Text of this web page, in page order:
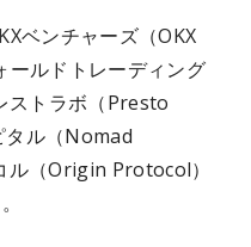
ベンチャーズ（OKX
ルドトレーディング
ストラボ（Presto
タル（Nomad
（Origin Protocol）